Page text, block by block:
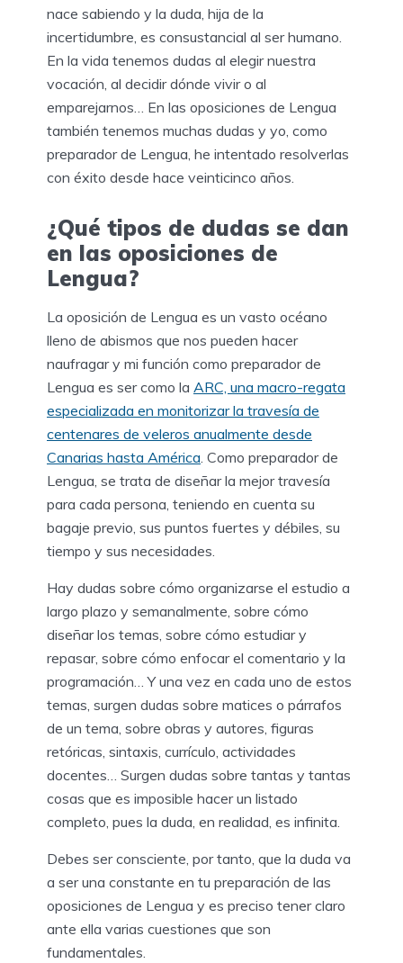
nace sabiendo y la duda, hija de la
incertidumbre, es consustancial al ser humano.
En la vida tenemos dudas al elegir nuestra
vocación, al decidir dónde vivir o al
emparejarnos… En las oposiciones de Lengua
también tenemos muchas dudas y yo, como
preparador de Lengua, he intentado resolverlas
con éxito desde hace veinticinco años.
¿Qué tipos de dudas se dan
en las oposiciones de
Lengua?
La oposición de Lengua es un vasto océano
lleno de abismos que nos pueden hacer
naufragar y mi función como preparador de
Lengua es ser como la ARC, una macro-regata
especializada en monitorizar la travesía de
centenares de veleros anualmente desde
Canarias hasta América. Como preparador de
Lengua, se trata de diseñar la mejor travesía
para cada persona, teniendo en cuenta su
bagaje previo, sus puntos fuertes y débiles, su
tiempo y sus necesidades.
Hay dudas sobre cómo organizarse el estudio a
largo plazo y semanalmente, sobre cómo
diseñar los temas, sobre cómo estudiar y
repasar, sobre cómo enfocar el comentario y la
programación… Y una vez en cada uno de estos
temas, surgen dudas sobre matices o párrafos
de un tema, sobre obras y autores, figuras
retóricas, sintaxis, currículo, actividades
docentes… Surgen dudas sobre tantas y tantas
cosas que es imposible hacer un listado
completo, pues la duda, en realidad, es infinita.
Debes ser consciente, por tanto, que la duda va
a ser una constante en tu preparación de las
oposiciones de Lengua y es preciso tener claro
ante ella varias cuestiones que son
fundamentales.